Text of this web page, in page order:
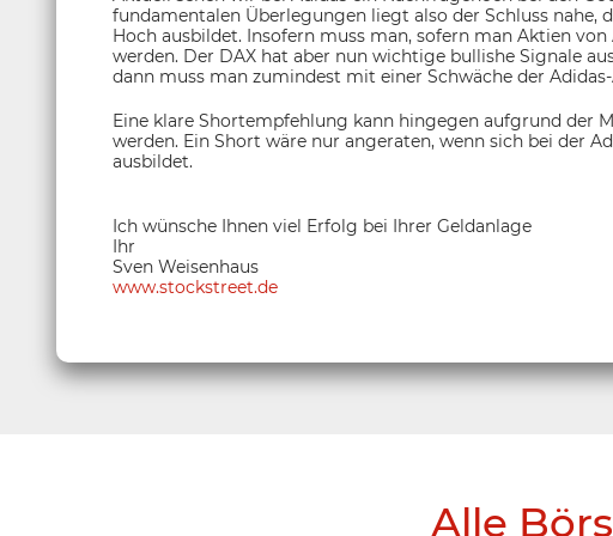
fundamentalen Überlegungen liegt also der Schluss nahe,
Hoch ausbildet. Insofern muss man, sofern man Aktien
werden. Der DAX hat aber nun wichtige bullishe Signale
dann muss man zumindest mit einer Schwäche der
Eine klare Shortempfehlung kann hingegen aufgrund der
werden. Ein Short wäre nur angeraten, wenn sich bei der
ausbildet.
Ich wünsche Ihnen viel Erfolg bei Ihrer Geldanlage
Ihr
Sven Weisenhaus
www.stockstreet.de
Alle